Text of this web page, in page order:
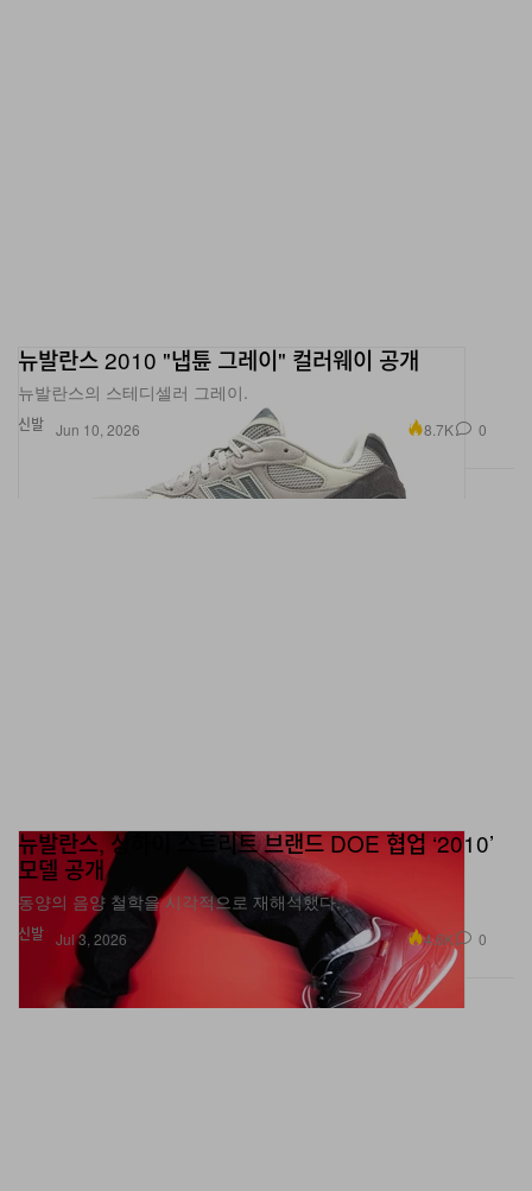
신발
뉴발란스의 스테디셀러 그레이.
Jun 10, 2026
신발
모델 공개
동양의 음양 철학을 시각적으로 재해석했다.
Jul 3, 2026